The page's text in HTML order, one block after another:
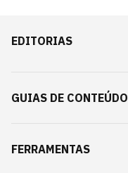
EDITORIAS
GUIAS DE CONTEÚDO
FERRAMENTAS